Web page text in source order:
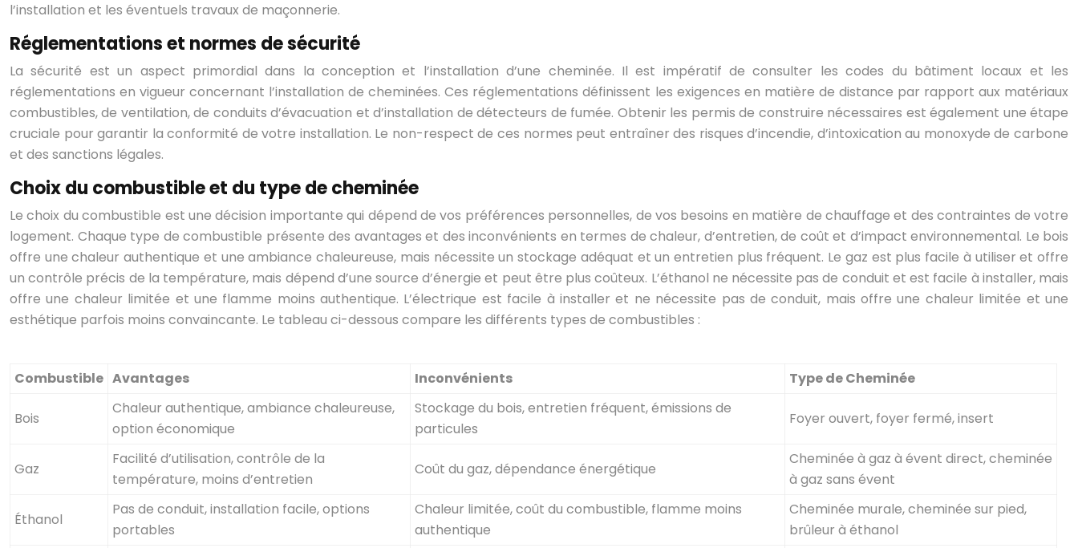
l’installation et les éventuels travaux de maçonnerie.
Réglementations et normes de sécurité
La sécurité est un aspect primordial dans la conception et l’installation d’une cheminée. Il est impératif de consulter les codes du bâtiment locaux et les
réglementations en vigueur concernant l’installation de cheminées. Ces réglementations définissent les exigences en matière de distance par rapport aux matériaux
combustibles, de ventilation, de conduits d’évacuation et d’installation de détecteurs de fumée. Obtenir les permis de construire nécessaires est également une étape
cruciale pour garantir la conformité de votre installation. Le non-respect de ces normes peut entraîner des risques d’incendie, d’intoxication au monoxyde de carbone
et des sanctions légales.
Choix du combustible et du type de cheminée
Le choix du combustible est une décision importante qui dépend de vos préférences personnelles, de vos besoins en matière de chauffage et des contraintes de votre
logement. Chaque type de combustible présente des avantages et des inconvénients en termes de chaleur, d’entretien, de coût et d’impact environnemental. Le bois
offre une chaleur authentique et une ambiance chaleureuse, mais nécessite un stockage adéquat et un entretien plus fréquent. Le gaz est plus facile à utiliser et offre
un contrôle précis de la température, mais dépend d’une source d’énergie et peut être plus coûteux. L’éthanol ne nécessite pas de conduit et est facile à installer, mais
offre une chaleur limitée et une flamme moins authentique. L’électrique est facile à installer et ne nécessite pas de conduit, mais offre une chaleur limitée et une
esthétique parfois moins convaincante. Le tableau ci-dessous compare les différents types de combustibles :
Combustible Avantages Inconvénients Type de Cheminée
Bois
Chaleur authentique, ambiance chaleureuse,
option économique
Stockage du bois, entretien fréquent, émissions de
particules
Foyer ouvert, foyer fermé, insert
Gaz
Facilité d’utilisation, contrôle de la
température, moins d’entretien
Coût du gaz, dépendance énergétique
Cheminée à gaz à évent direct, cheminée
à gaz sans évent
Éthanol
Pas de conduit, installation facile, options
portables
Chaleur limitée, coût du combustible, flamme moins
authentique
Cheminée murale, cheminée sur pied,
brûleur à éthanol